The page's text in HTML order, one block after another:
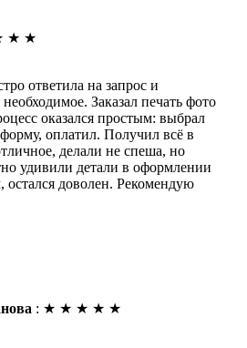
★ ★
ответила на запрос и
Заказал печать фото
оказался простым: выбрал
оплатил. Получил всё в
делали не спеша, но
удивили детали в оформлении
доволен. Рекомендую
: ★ ★ ★ ★ ★